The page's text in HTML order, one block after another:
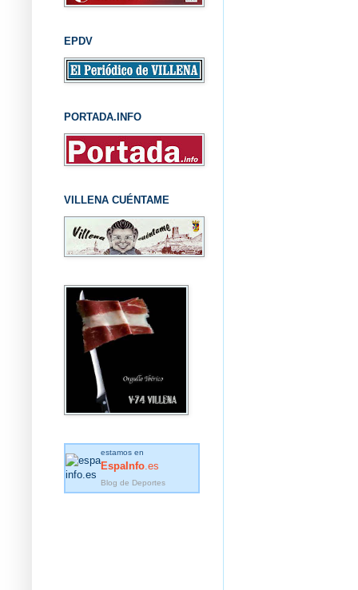
EPDV
PORTADA.INFO
VILLENA CUÉNTAME
estamos en
EspaInfo .es
Blog de Deportes